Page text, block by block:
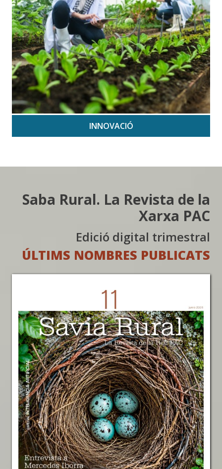
INNOVACIÓ
Saba Rural. La Revista de la
Xarxa PAC
Edició digital trimestral
ÚLTIMS NOMBRES PUBLICATS